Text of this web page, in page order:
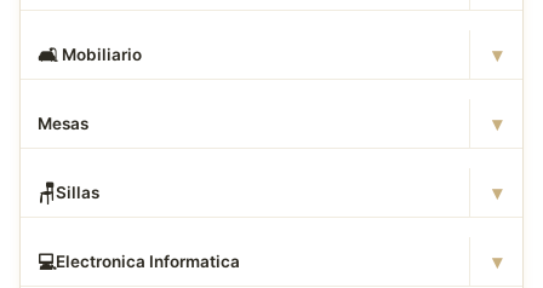
🛋 ️ Mobiliario ▾
Mesas ▾
🪑Sillas ▾
💻Electronica Informatica ▾